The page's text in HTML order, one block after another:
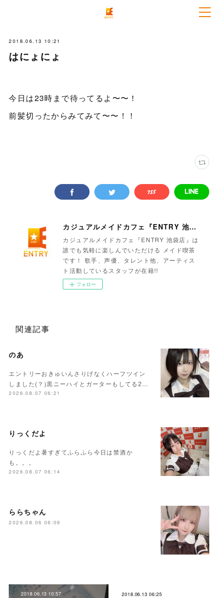
2018.06.13 10:21
はにょにょ
今日は23時まで待ってるよ〜〜！
前髪切ったからみてみて〜〜！！
カジュアルメイドカフェ『ENTRY 池袋店』
カジュアルメイドカフェ『ENTRY 池袋店』は
誰でも気軽に楽しんでいただける メイド喫茶
です！ 歌手、声優、タレント他、アーティス
ト活動しているスタッフが在籍!!
フォロー
関連記事
のあ
エントリーおきゅいんさりげなくハーフツイン
しました(？)黒ニーハイとガーターもしてる2…
2026.08.07 06:21
りっくだよ
りっくだよ暑すぎてふらふら今日は禁酒か
も。。。
2026.08.07 06:14
ららちゃん
2026.08.06 06:09
2018.06.13 10:57 2018.06.13 06:25